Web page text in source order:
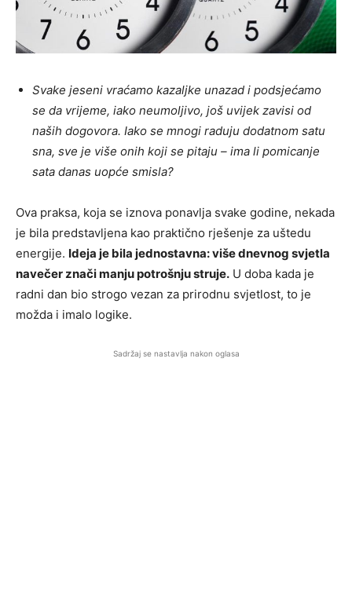
Svake jeseni vraćamo kazaljke unazad i podsjećamo
se da vrijeme, iako neumoljivo, još uvijek zavisi od
naših dogovora. Iako se mnogi raduju dodatnom satu
sna, sve je više onih koji se pitaju – ima li pomicanje
sata danas uopće smisla?
Ova praksa, koja se iznova ponavlja svake godine, nekada
je bila predstavljena kao praktično rješenje za uštedu
energije. Ideja je bila jednostavna: više dnevnog svjetla
navečer znači manju potrošnju struje. U doba kada je
radni dan bio strogo vezan za prirodnu svjetlost, to je
možda i imalo logike.
Sadržaj se nastavlja nakon oglasa